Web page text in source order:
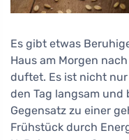
Es gibt etwas
Haus am Morgen
duftet. Es ist nicht nur
den Tag langsam
Gegensatz zu einer
Frühstück durch